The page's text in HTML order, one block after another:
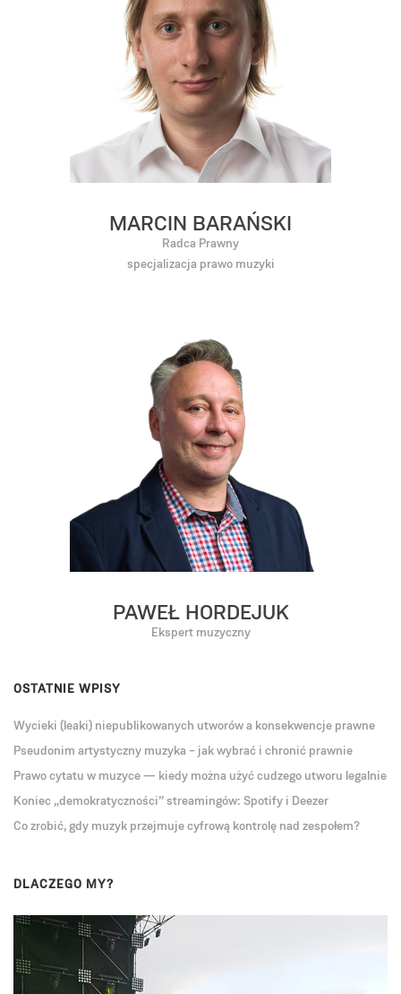
MARCIN BARAŃSKI
Radca Prawny
specjalizacja prawo muzyki
PAWEŁ HORDEJUK
Ekspert muzyczny
OSTATNIE WPISY
Wycieki (leaki) niepublikowanych utworów a konsekwencje prawne
Pseudonim artystyczny muzyka – jak wybrać i chronić prawnie
Prawo cytatu w muzyce — kiedy można użyć cudzego utworu legalnie
Koniec „demokratyczności” streamingów: Spotify i Deezer
Co zrobić, gdy muzyk przejmuje cyfrową kontrolę nad zespołem?
DLACZEGO MY?